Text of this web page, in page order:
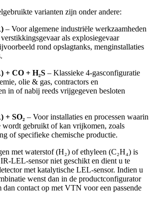
varianten zijn onder andere:
– Voor algemene industriële werkzaamheden
als explosiegevaar
rond opslagtanks, menginstallaties
+ CO + H₂S – Klassieke 4-gasconfiguratie
olie & gas, contractors en
in of nabij reeds vrijgegeven besloten
+ SO₂ – Voor installaties en processen waarin
gebruikt of kan vrijkomen, zoals
of specifieke chemische productie.
met waterstof (H₂) of ethyleen (C₂H₄) is
LEL-sensor niet geschikt en dient u te
met katalytische LEL-sensor. Indien u
wenst dan in de productconfigurator
dan contact op met VTN voor een passende